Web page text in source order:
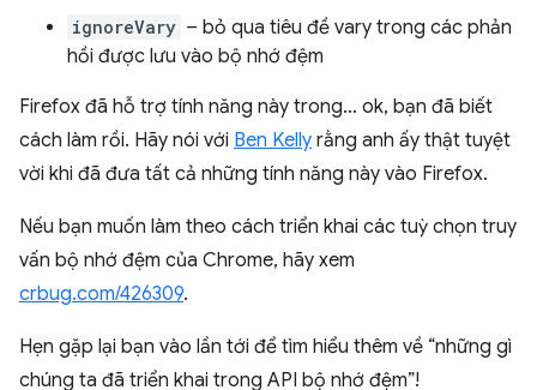
ignoreVary – bỏ qua tiêu đề vary trong các phản
hồi được lưu vào bộ nhớ đệm
Firefox đã hỗ trợ tính năng này trong… ok, bạn đã biết
cách làm rồi. Hãy nói với Ben Kelly rằng anh ấy thật tuyệt
vời khi đã đưa tất cả những tính năng này vào Firefox.
Nếu bạn muốn làm theo cách triển khai các tuỳ chọn truy
vấn bộ nhớ đệm của Chrome, hãy xem
crbug.com/426309.
Hẹn gặp lại bạn vào lần tới để tìm hiểu thêm về “những gì
chúng ta đã triển khai trong API bộ nhớ đệm”!